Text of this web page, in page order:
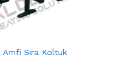
Amfi Sıra Koltuk